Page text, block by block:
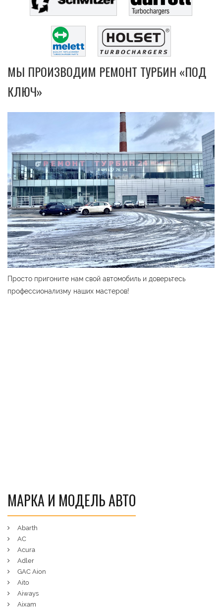
МЫ ПРОИЗВОДИМ РЕМОНТ ТУРБИН «ПОД
КЛЮЧ»
Просто пригоните нам свой автомобиль и доверьтесь
профессионализму наших мастеров!
МАРКА И МОДЕЛЬ АВТО
Abarth
AC
Acura
Adler
GAC Aion
Aito
Aiways
Aixam